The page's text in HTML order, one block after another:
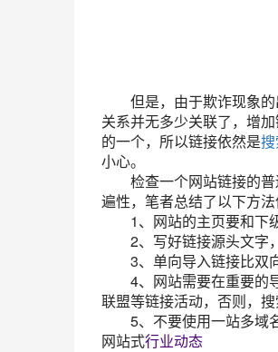
但是，由于欺诈现象的
关系并无多少关联了，增
的一个，所以链接依然是
小心。
检查一个网站链接的普
遍性，笔者总结了以下方法
1、网站的主页要和下级
2、写好链接源头文字，
3、单向导入链接比双向
4、网站需要在重要的导
联盟等链接活动，否则，
5、不要使用一站多域名
网站式行业动态